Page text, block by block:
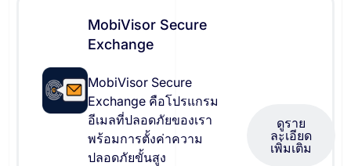
MobiVisor Secure
Exchange
MobiVisor Secure
Exchange คือโปรแกรม
อีเมลที่ปลอดภัยของเรา
พร้อมการตั้งค่าความ
ปลอดภัยขั้นสูง
ดูราย
ละเอียด
เพิ่มเติม